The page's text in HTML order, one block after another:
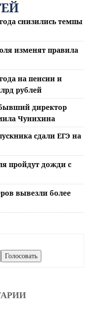
снизились темпы
изменят правила
на пенсии и
рублей
директор
Чунихина
сдали ЕГЭ на
пройдут дожди с
вывезли более